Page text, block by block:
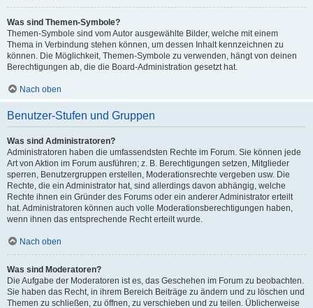
Was sind Themen-Symbole?
Themen-Symbole sind vom Autor ausgewählte Bilder, welche mit einem
Thema in Verbindung stehen können, um dessen Inhalt kennzeichnen zu
können. Die Möglichkeit, Themen-Symbole zu verwenden, hängt von deinen
Berechtigungen ab, die die Board-Administration gesetzt hat.
Nach oben
Benutzer-Stufen und Gruppen
Was sind Administratoren?
Administratoren haben die umfassendsten Rechte im Forum. Sie können jede
Art von Aktion im Forum ausführen; z. B. Berechtigungen setzen, Mitglieder
sperren, Benutzergruppen erstellen, Moderationsrechte vergeben usw. Die
Rechte, die ein Administrator hat, sind allerdings davon abhängig, welche
Rechte ihnen ein Gründer des Forums oder ein anderer Administrator erteilt
hat. Administratoren können auch volle Moderationsberechtigungen haben,
wenn ihnen das entsprechende Recht erteilt wurde.
Nach oben
Was sind Moderatoren?
Die Aufgabe der Moderatoren ist es, das Geschehen im Forum zu beobachten.
Sie haben das Recht, in ihrem Bereich Beiträge zu ändern und zu löschen und
Themen zu schließen, zu öffnen, zu verschieben und zu teilen. Üblicherweise